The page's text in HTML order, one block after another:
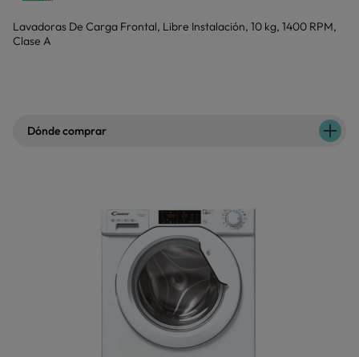
Lavadoras De Carga Frontal, Libre Instalación, 10 kg, 1400 RPM,
Clase A
Dónde comprar